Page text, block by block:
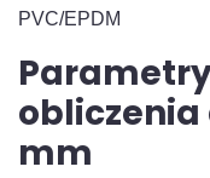
PVC/EPDM
obliczenia
mm